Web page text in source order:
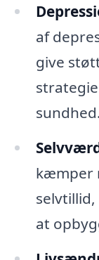
af
give
sundhed.
kæmper
at